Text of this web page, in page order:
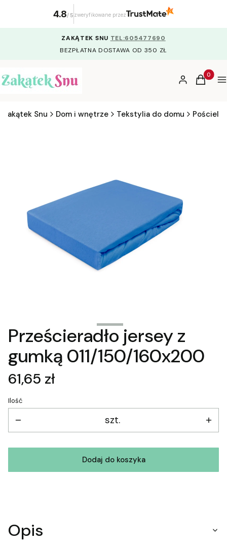
ZAKĄTEK SNU TEL:605477690
BEZPŁATNA DOSTAWA OD 350 ZŁ
Zaloguj sięKoszyk
Zakątek Snu Dom i wnętrze Tekstylia do domu Pościel
Prześcieradło jersey z
gumką 011/150/160x200
Cena
61,65 zł
Ilość
szt.
Dodaj do koszyka
Opis
4.8/ 5 zweryfikowane przez